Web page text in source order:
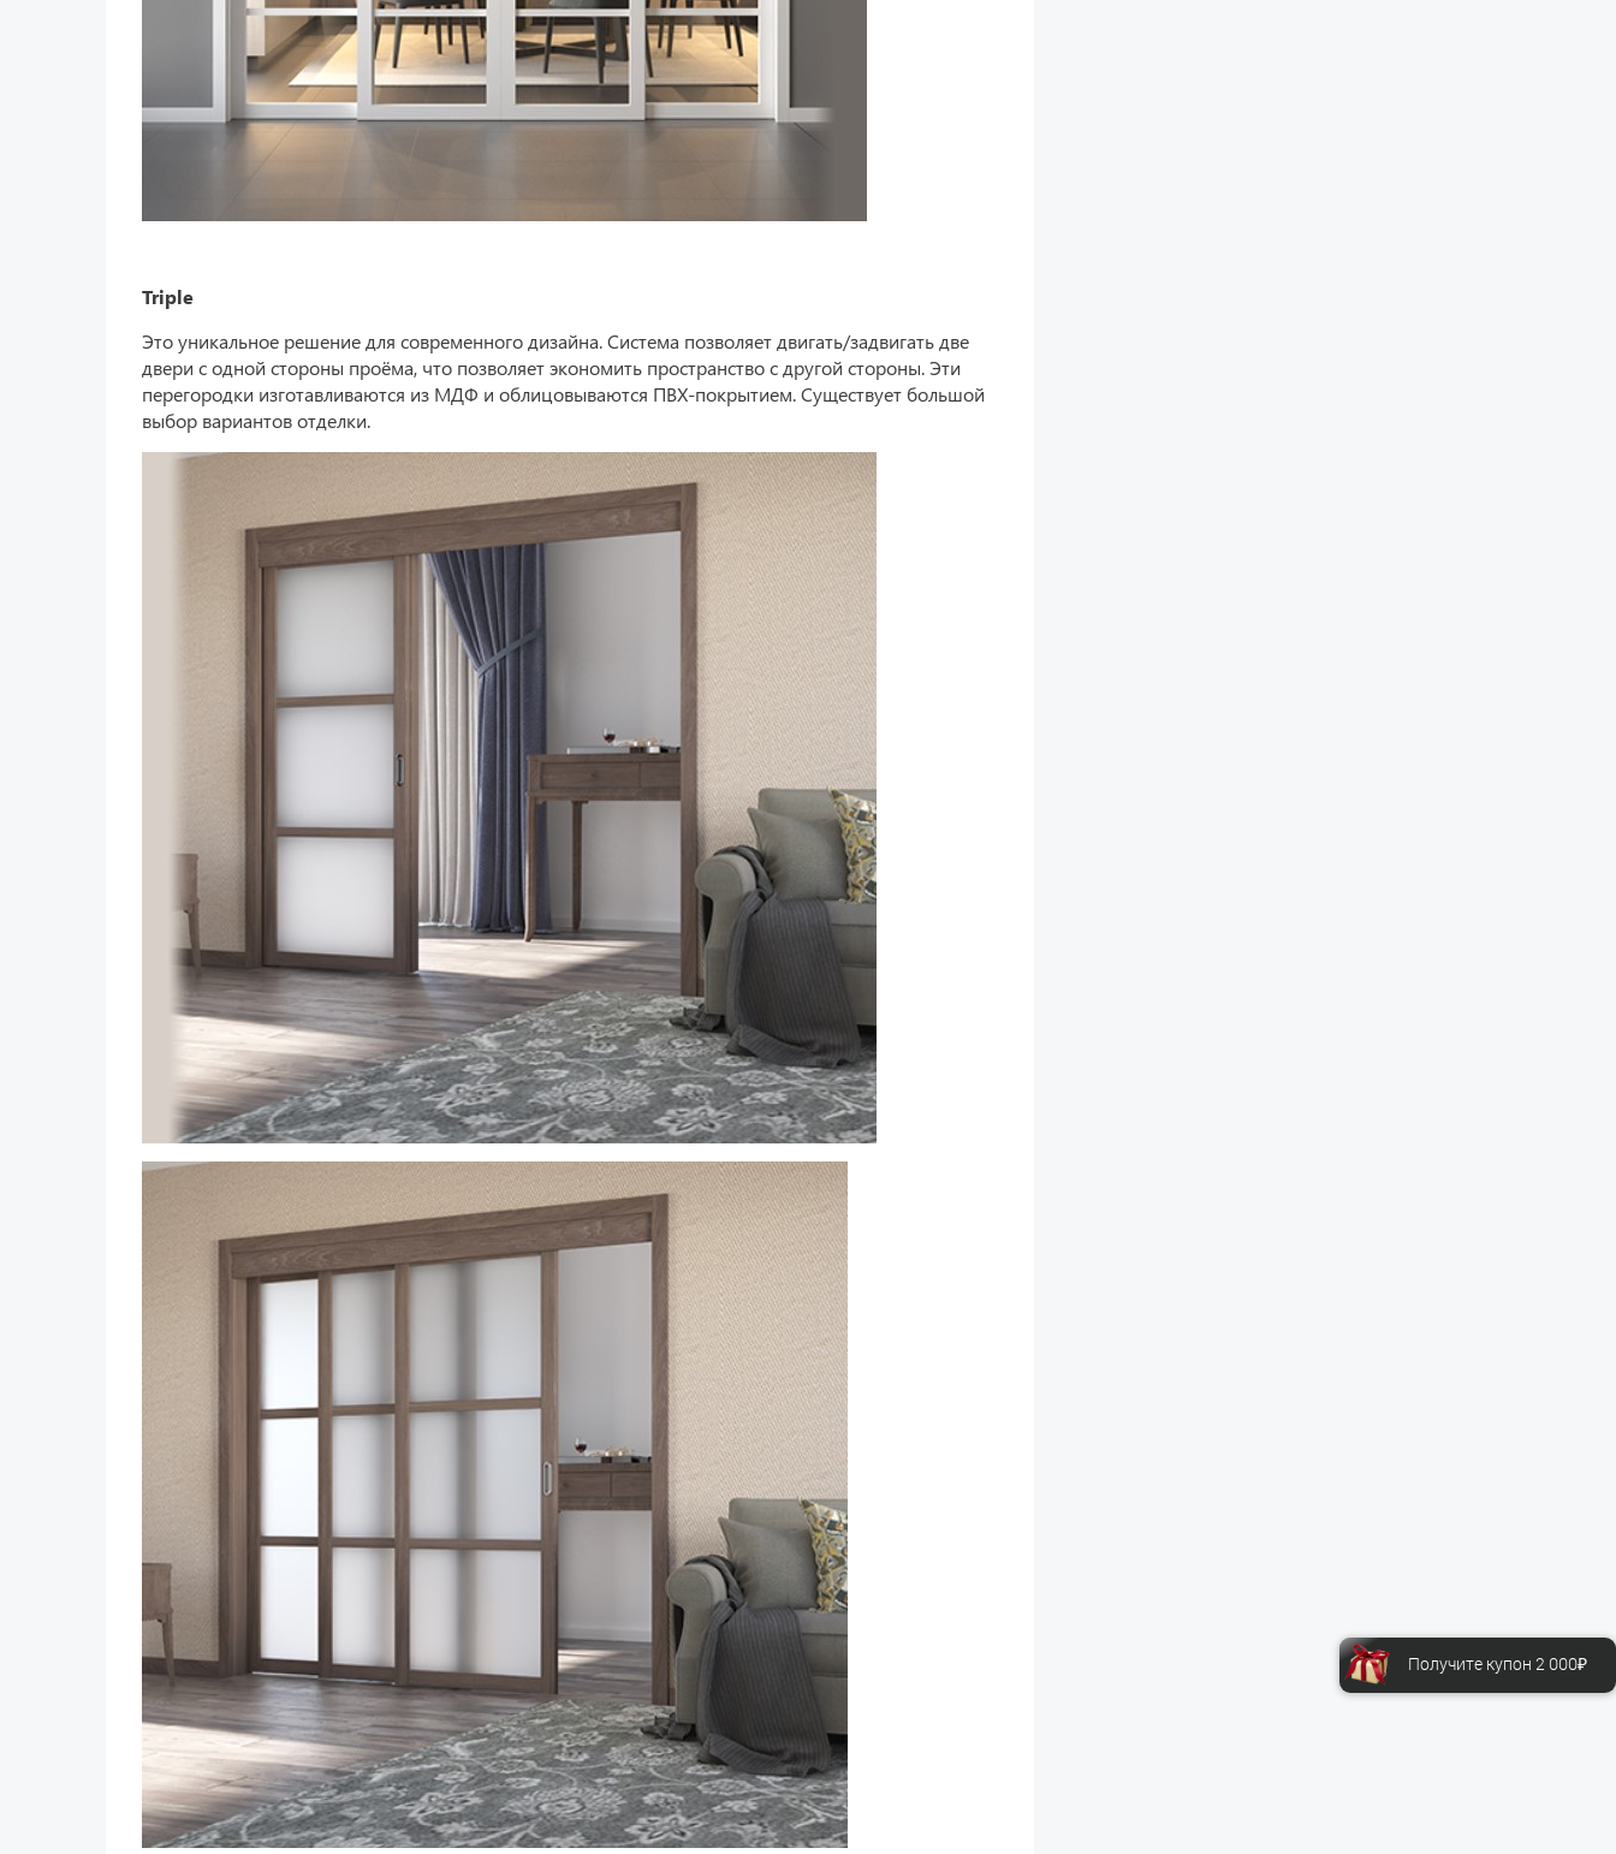
Triple
Это уникальное решение для современного дизайна. Система позволяет двигать/задвигать две
двери с одной стороны проёма, что позволяет экономить пространство с другой стороны. Эти
перегородки изготавливаются из МДФ и облицовываются ПВХ-покрытием. Существует большой
выбор вариантов отделки.
Получите купон 2 000₽